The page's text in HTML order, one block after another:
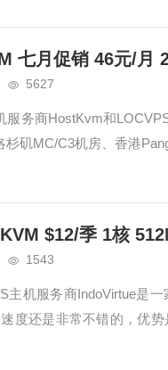
七月促销 46元/月
5627
服务商HostKvm和
矶MC/C3机房、香港
$12/季 1核
1543
主机服务商IndoVirtue是
度还是非常不错的，优